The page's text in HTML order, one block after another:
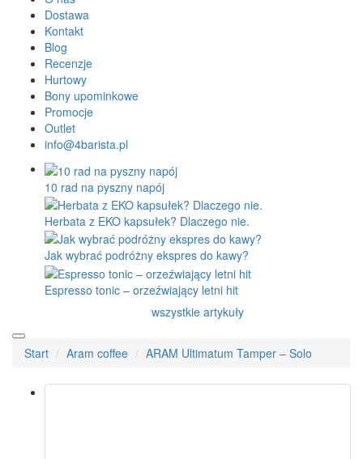
Dostawa
Kontakt
Blog
Recenzje
Hurtowy
Bony upominkowe
Promocje
Outlet
info@4barista.pl
10 rad na pyszny napój
Herbata z EKO kapsułek? Dlaczego nie.
Jak wybrać podróżny ekspres do kawy?
Espresso tonic – orzeźwiający letni hit
wszystkie artykuły
Start Aram coffee ARAM Ultimatum Tamper – Solo